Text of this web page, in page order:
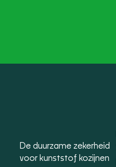
De duurzame zekerheid
voor kunststof kozijnen